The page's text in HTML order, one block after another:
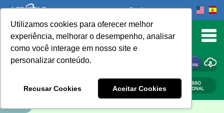
Utilizamos cookies para oferecer melhor
experiência, melhorar o desempenho, analisar
como você interage em nosso site e
personalizar conteúdo.
Recusar Cookies Aceitar Cookies
Onde comprar
ONDE COMPRAR